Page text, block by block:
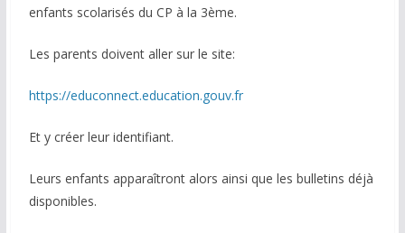
Réseaux sociaux
Petites annonces
AUTRE
Contact
enfants scolarisés du CP à la 3ème.
Les parents doivent aller sur le site:
https://educonnect.education.gouv.fr
Et y créer leur identifiant.
Leurs enfants apparaîtront alors ainsi que les bulletins déjà
disponibles.